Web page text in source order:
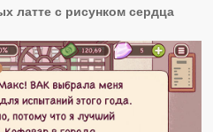
латте с рисунком сердца